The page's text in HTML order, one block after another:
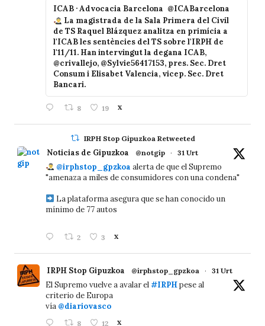
ICAB · Advocacia Barcelona @ICABarcelona
La magistrada de la Sala Primera del Civil
de TS Raquel Blázquez analitza en primícia a
l'ICAB les sentències del TS sobre l'IRPH de
l'11/11. Han intervingut la degana ICAB,
@crivallejo, @Sylvie56417153, pres. Sec. Dret
Consum i Elisabet Valencia, vicep. Sec. Dret
Bancari.
8 19 X
IRPH Stop Gipuzkoa Retweeted
Noticias de Gipuzkoa @notgip · 31 Urt
@irphstop_gpzkoa alerta de que el Supremo
"amenaza a miles de consumidores con una condena"
La plataforma asegura que se han conocido un
mínimo de 77 autos
2 3 X
IRPH Stop Gipuzkoa @irphstop_gpzkoa · 31 Urt
El Supremo vuelve a avalar el#IRPHpese al
criterio de Europa
vía @diariovasco
8 12 X